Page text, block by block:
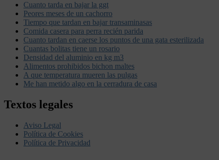
Cuanto tarda en bajar la ggt
Peores meses de un cachorro
Tiempo que tardan en bajar transaminasas
Comida casera para perra recién parida
Cuanto tardan en caerse los puntos de una gata esterilizada
Cuantas bolitas tiene un rosario
Densidad del aluminio en kg m3
Alimentos prohibidos bichon maltes
A que temperatura mueren las pulgas
Me han metido algo en la cerradura de casa
Textos legales
Aviso Legal
Política de Cookies
Política de Privacidad